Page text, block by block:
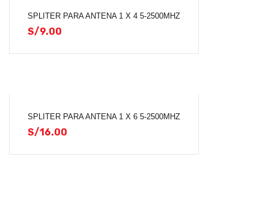
SPLITER PARA ANTENA 1 X 4 5-2500MHZ
S/9.00
SPLITER PARA ANTENA 1 X 6 5-2500MHZ
S/16.00